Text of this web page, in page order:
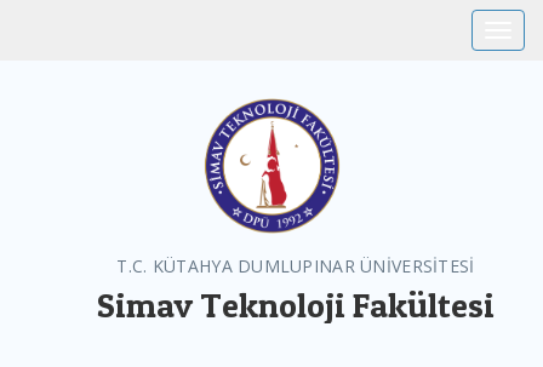
T.C. KÜTAHYA DUMLUPINAR ÜNİVERSİTESİ
Simav Teknoloji Fakültesi